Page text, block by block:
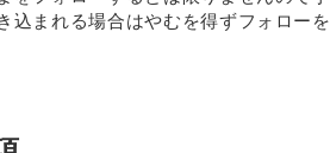
込まれる場合はやむを得ずフォロー